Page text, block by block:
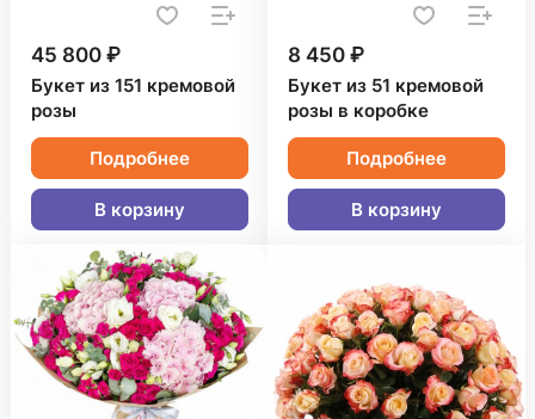
45 800 ₽
Букет из 151 кремовой
розы
Подробнее
В корзину
8 450 ₽
Букет из 51 кремовой
розы в коробке
Подробнее
В корзину